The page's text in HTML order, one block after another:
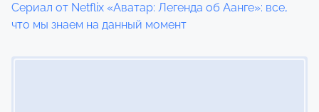
Сериал от Netflix «Аватар: Легенда об Аанге»: все,
что мы знаем на данный момент